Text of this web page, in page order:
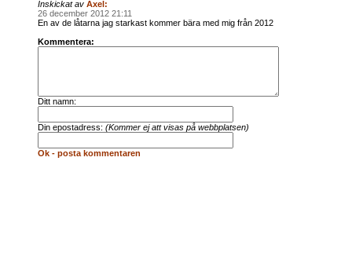
Inskickat av Axel:
26 december 2012 21:11
En av de låtarna jag starkast kommer bära med mig från 2012
Kommentera:
Ditt namn:
Din epostadress: (Kommer ej att visas på webbplatsen)
Ok - posta kommentaren